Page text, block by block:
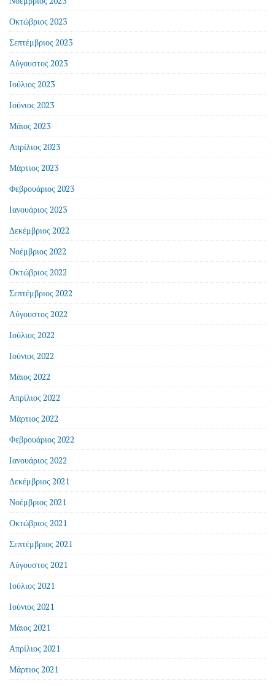
Οκτώβριος 2023
Σεπτέμβριος 2023
Αύγουστος 2023
Ιούλιος 2023
Ιούνιος 2023
Μάιος 2023
Απρίλιος 2023
Μάρτιος 2023
Φεβρουάριος 2023
Ιανουάριος 2023
Δεκέμβριος 2022
Νοέμβριος 2022
Οκτώβριος 2022
Σεπτέμβριος 2022
Αύγουστος 2022
Ιούλιος 2022
Ιούνιος 2022
Μάιος 2022
Απρίλιος 2022
Μάρτιος 2022
Φεβρουάριος 2022
Ιανουάριος 2022
Δεκέμβριος 2021
Νοέμβριος 2021
Οκτώβριος 2021
Σεπτέμβριος 2021
Αύγουστος 2021
Ιούλιος 2021
Ιούνιος 2021
Μάιος 2021
Απρίλιος 2021
Μάρτιος 2021